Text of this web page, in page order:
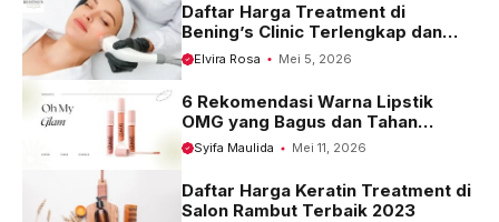
Daftar Harga Treatment di
Bening’s Clinic Terlengkap dan
Terbaru 2023
Elvira Rosa Mei 5, 2026
6 Rekomendasi Warna Lipstik
OMG yang Bagus dan Tahan
Seharian
Syifa Maulida Mei 11, 2026
Daftar Harga Keratin Treatment di
Salon Rambut Terbaik 2023